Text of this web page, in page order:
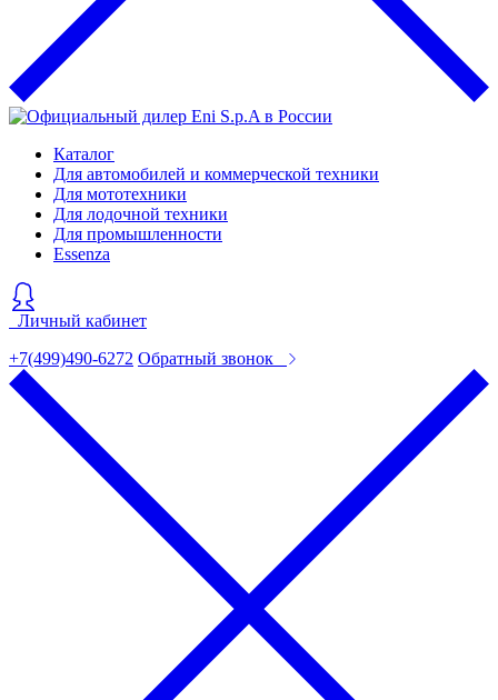
Каталог
Для автомобилей и коммерческой техники
Для мототехники
Для лодочной техники
Для промышленности
Essenza
Личный кабинет
+7(499)490-6272 Обратный звонок